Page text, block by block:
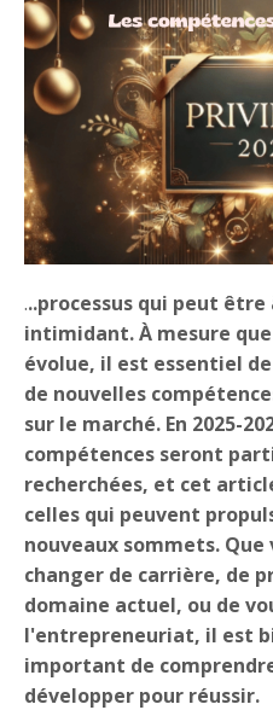
...processus qui peut
intimidant. À mesure
évolue, il est essentiel
de nouvelles
sur le marché. En 2025-
compétences seront
recherchées, et cet
celles qui peuvent
nouveaux sommets. Que
changer de carrière, de
domaine actuel, ou de
l'entrepreneuriat, il est
important de
développer pour réussir.